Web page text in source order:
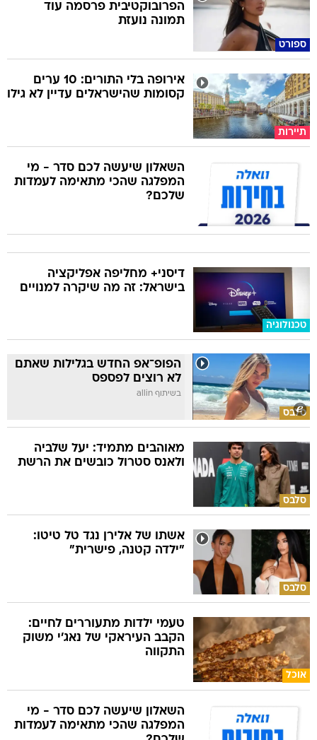
ספורט
הפרובוקטיבית פרסמה עוד
תמונה נועזת
תיירות
אירופה בלי התורים: 10 ערים
קסומות שהישראלים עדיין לא גילו
השאלון שיעשה לכם סדר - מי
המפלגה שהכי מתאימה לעמדות
שלכם?
טכנולוגיה
דיסני+ מחליפה אפליקציה
בישראל: זה מה שיקרה למנויים
סלבס
הפופ־אפ החדש בגלילות שאתם
לא רוצים לפספס
בשיתוף allin
סלבס
מאוהבים מתמיד: יעל שלביה
ולאנס סטרול כובשים את הרשת
סלבס
אשתו של אלירן נגד טל טיטו:
"ילדה קטנה, פישרית"
אוכל
טעמי ילדות מתעוררים לחיים:
הקבב העיראקי של נאג׳י משוק
התקווה
השאלון שיעשה לכם סדר - מי
המפלגה שהכי מתאימה לעמדות